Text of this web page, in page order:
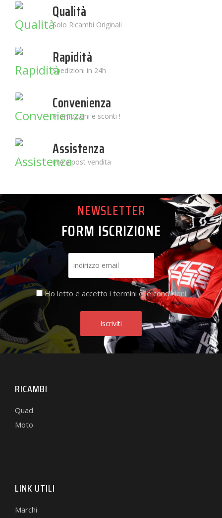
Qualità
Solo Ricambi Originali
Rapidità
Spedizioni in 24h
Convenienza
Promozioni e sconti !
Assistenza
Pre e post vendita
NEWSLETTER
FORM ISCRIZIONE
Ho letto e accetto i termini e le condizioni
RICAMBI
Quad
Moto
LINK UTILI
Marchi